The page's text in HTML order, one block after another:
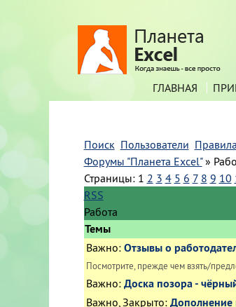
ГЛАВНАЯ
Поиск Пользователи Правила
Форумы "Планета Excel" »
Страницы: 1 2 3 4 5 6 7 8 9 10
RSS
Работа
Темы
Важно: Отзывы о
Посмотрите, прежде чем взять/
Важно: Доска позора -
Важно,Закрыто: Дополнение